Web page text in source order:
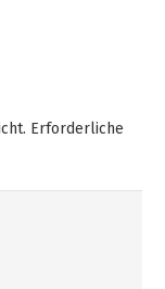
Erforderliche